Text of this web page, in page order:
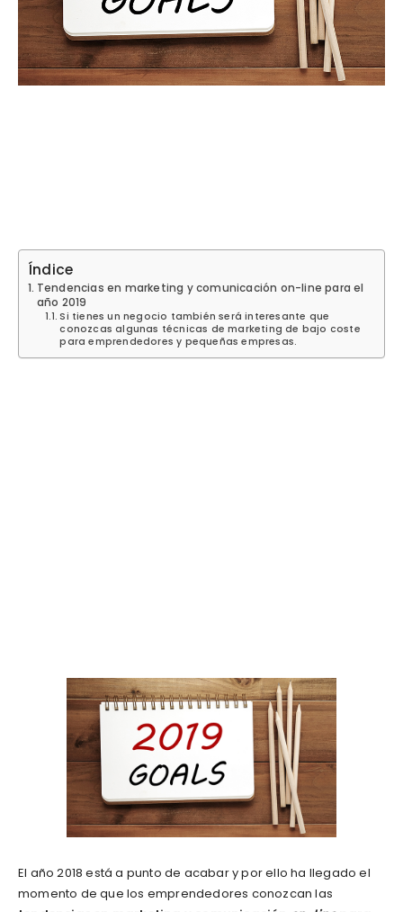
Índice
Tendencias en marketing y comunicación on-line para el
año 2019
Si tienes un negocio también será interesante que
conozcas algunas técnicas de marketing de bajo coste
para emprendedores y pequeñas empresas.
El año 2018 está a punto de acabar y por ello ha llegado el
momento de que los emprendedores conozcan las